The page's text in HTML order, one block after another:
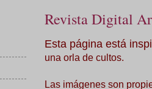
Revista Digital
Esta página está
una orla de cultos.
Las imágenes son